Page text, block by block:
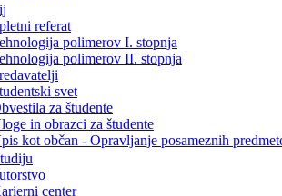
referat
polimerov I. stopnja
polimerov II. stopnja
svet
za študente
in obrazci za študente
kot občan - Opravljanje posameznih
center